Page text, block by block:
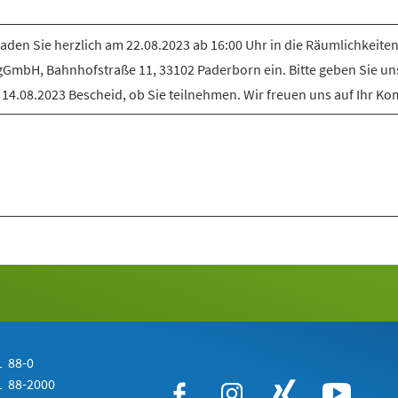
Sie herzlich am 22.08.2023 ab 16:00 Uhr in die
Bahnhofstraße 11, 33102 Paderborn ein. Bitte geben Sie
Bescheid, ob Sie teilnehmen. Wir freuen uns auf Ihr
88-0
88-2000